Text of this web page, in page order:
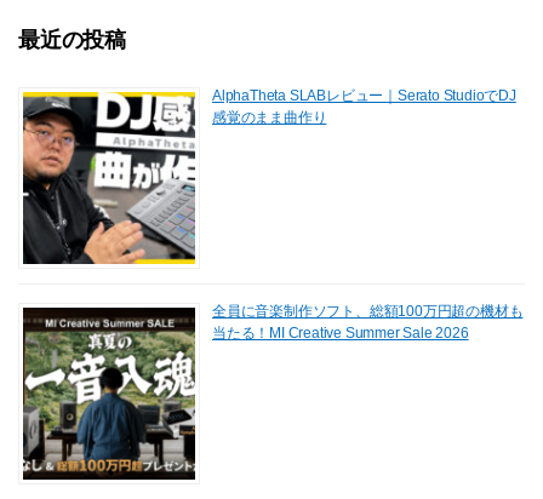
最近の投稿
AlphaTheta SLABレビュー｜Serato StudioでDJ
感覚のまま曲作り
全員に音楽制作ソフト、総額100万円超の機材も
当たる！MI Creative Summer Sale 2026